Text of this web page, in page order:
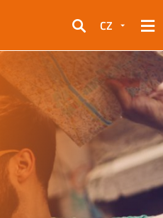
Hledat
CZ